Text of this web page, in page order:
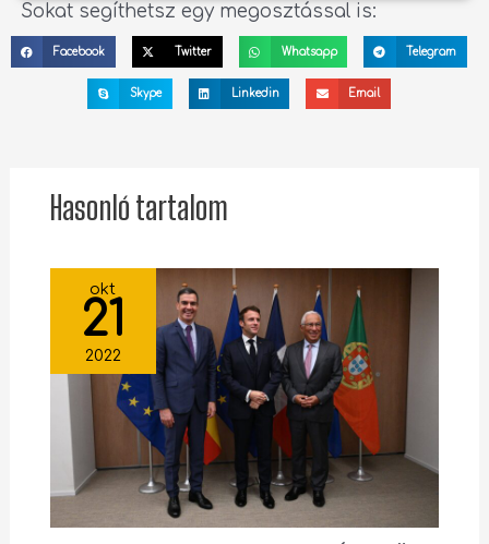
Sokat segíthetsz egy megosztással is:
Facebook Twitter Whatsapp Telegram
Skype Linkedin Email
Hasonló tartalom
okt
21
2022